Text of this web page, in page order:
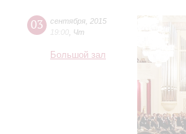
03 сентября 2015
19:00 Чт
Большой зал